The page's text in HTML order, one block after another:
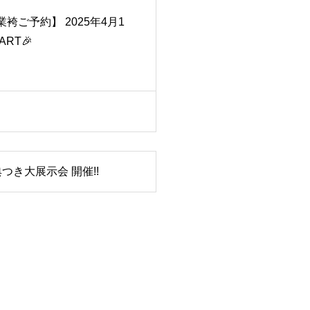
袴ご予約】 2025年4月1
き大展示会 開催!!